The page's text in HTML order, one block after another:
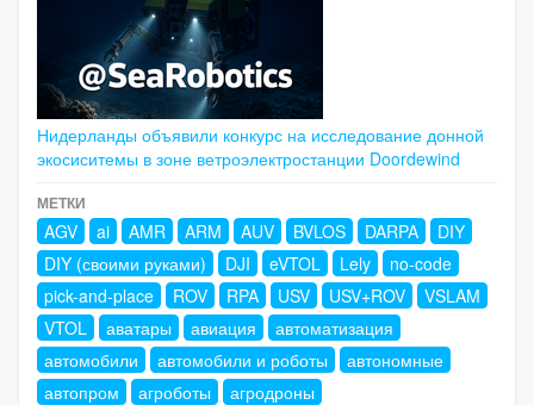
Нидерланды объявили конкурс на исследование донной
экосиситемы в зоне ветроэлектростанции Doordewind
МЕТКИ
AGV ai AMR ARM AUV BVLOS DARPA
DIY
DIY (своими руками)
DJI eVTOL Lely
no-code
pick-and-place
ROV RPA USV USV+ROV
VSLAM
VTOL
аватары авиация
автоматизация
автомобили
автомобили и роботы
автономные
автопром
агроботы
агродроны